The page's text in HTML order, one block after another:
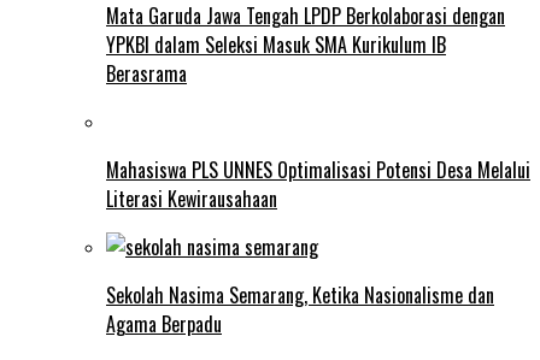
Mata Garuda Jawa Tengah LPDP Berkolaborasi dengan
YPKBI dalam Seleksi Masuk SMA Kurikulum IB
Berasrama
Mahasiswa PLS UNNES Optimalisasi Potensi Desa Melalui
Literasi Kewirausahaan
Sekolah Nasima Semarang, Ketika Nasionalisme dan
Agama Berpadu